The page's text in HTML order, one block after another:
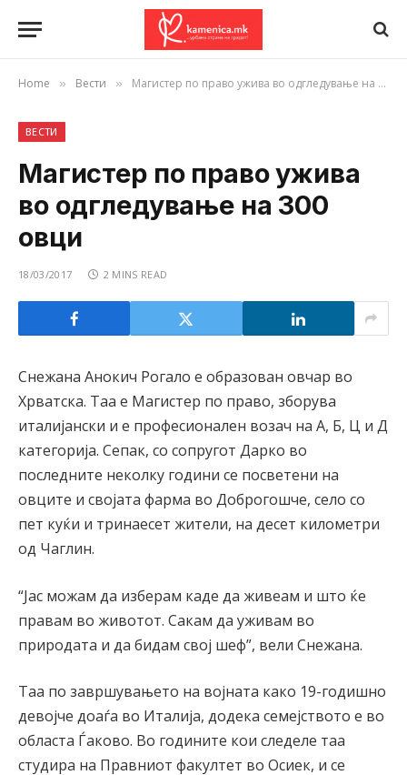
Home » Вести » Магистер по право ужива во одгледување на 300 овци
ВЕСТИ
Магистер по право ужива
во одгледување на 300
овци
18/03/2017 2 MINS READ
Снежана Анокич Рогало е образован овчар во
Хрватска. Таа е Магистер по право, зборува
италијански и е професионален возач на А, Б, Ц и Д
категорија. Сепак, со сопругот Дарко во
последните неколку години се посветени на
овците и својата фарма во Доброгошче, село со
пет куќи и тринаесет жители, на десет километри
од Чаглин.
“Јас можам да изберам каде да живеам и што ќе
правам во животот. Сакам да уживам во
природата и да бидам свој шеф”, вели Снежана.
Таа по завршувањето на војната како 19-годишно
девојче доаѓа во Италија, додека семејството е во
областа Ѓаково. Во годините кои следеле таа
студира на Правниот факултет во Осиек, и се